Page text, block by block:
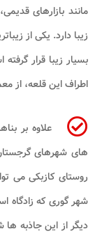
مانند بازارهای
زیبا دارد. یکی از
بسیار زیبا قرار
اطراف این قلعه، از
علاوه بر
های شهرهای
روستای کازبکی می
شهر گوری که زادگاه
دیگر از این جاذبه